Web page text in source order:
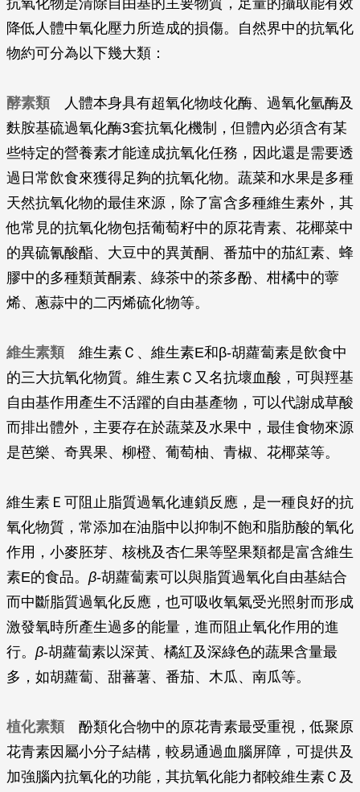
抗氧化物是清除自由基的主要物質，足量的攝取能有效
降低人體中氧化壓力所造成的損傷。自然界中的抗氧化
物約可分為以下幾大類：
酵素類 人體本身具有超氧化物歧化酶、過氧化氫酶及
麩胺基硫過氧化酶3套抗氧化機制，但體內必須含有某
些特定的營養素才能達成抗氧化任務，因此還是需要透
過日常飲食來獲得足夠的抗氧化物。蔬菜和水果是多種
天然抗氧化物的最佳來源，除了富含多種維生素外，其
他常見的抗氧化物包括葡萄籽中的原花青素、花椰菜中
的異硫氰酸酯、大豆中的異黃酮、番茄中的茄紅素、蜂
膠中的多種類黃酮素、綠茶中的茶多酚、柑橘中的薴
烯、蔥蒜中的二丙烯硫化物等。
維生素類 維生素Ｃ、維生素E和β‭-‬胡蘿蔔素是飲食中
的三大抗氧化物質。維生素Ｃ又名抗壞血酸，可與羥基
自由基作用產生不活躍的自由基產物，可以代謝成草酸
而排出體外，主要存在於蔬菜及水果中，最佳食物來源
是芭樂、奇異果、柳橙、葡萄柚、青椒、花椰菜等。
維生素Ｅ可阻止脂質過氧化連鎖反應，是一種良好的抗
氧化物質，常添加在油脂中以抑制不飽和脂肪酸的氧化
作用，小麥胚芽、核桃及杏仁果等堅果類都是富含維生
素E的食品。 β‭-‬胡蘿蔔素可以與脂質過氧化自由基結合
而中斷脂質過氧化反應，也可吸收氧氣受光照射而形成
激發氧時所產生過多的能量，進而阻止氧化作用的進
行。 β‭-‬胡蘿蔔素以深黃、橘紅及深綠色的蔬果含量最
多，如胡蘿蔔、甜蕃薯、番茄、木瓜、南瓜等。
植化素類 酚類化合物中的原花青素最受重視，低聚原
花青素因屬小分子結構，較易通過血腦屏障，可提供及
加強腦內抗氧化的功能，其抗氧化能力都較維生素Ｃ及